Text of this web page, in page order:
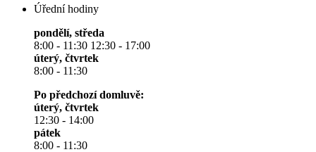
Úřední hodiny
pondělí, středa
8:00 - 11:30 12:30 - 17:00
úterý, čtvrtek
8:00 - 11:30
Po předchozí domluvě:
úterý, čtvrtek
12:30 - 14:00
pátek
8:00 - 11:30